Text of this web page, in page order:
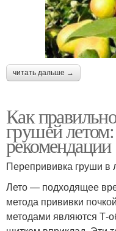
читать дальше →
Как
грушей
рекомендации
Перепрививка груши в
Лето — подходящее
метода прививки
методами являются Т-